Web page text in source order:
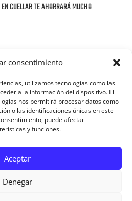
consentimiento
utilizamos tecnologías como las
a la información del dispositivo. El
nos permitirá procesar datos como
o las identificaciones únicas en este
puede afectar
y funciones.
Aceptar
Denegar
CUELLAR TE AHORRARÁ MUCHO
EN CUELLAR
en buen estado son
en la conducción.
de calidad a precios
CUBRE EL 95% DEL PARQUE DE
uso
Privacidad